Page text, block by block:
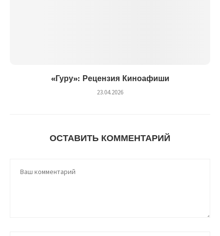
«Гуру»: Рецензия Киноафиши
23.04.2026
ОСТАВИТЬ КОММЕНТАРИЙ